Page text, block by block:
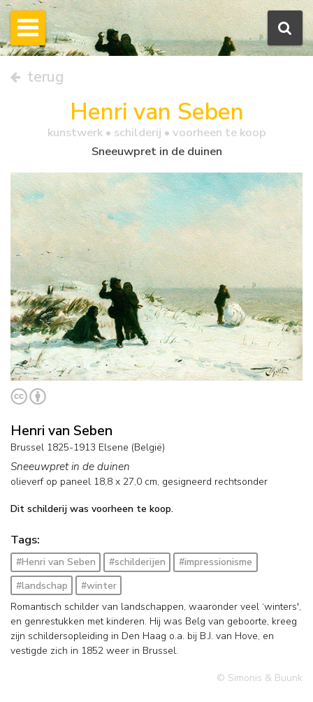
terug
Henri van Seben
kunstwerk • schilderij • voorheen te koop
Sneeuwpret in de duinen
Henri van Seben
Brussel 1825-1913 Elsene (België)
Sneeuwpret in de duinen
olieverf op paneel 18,8 x 27,0 cm, gesigneerd rechtsonder
Dit schilderij was voorheen te koop.
Tags:
#Henri van Seben #schilderijen
#impressionisme
#landschap
#winter
Romantisch schilder van landschappen, waaronder veel ‘winters',
en genrestukken met kinderen. Hij was Belg van geboorte, kreeg
zijn schildersopleiding in Den Haag o.a. bij B.J. van Hove, en
vestigde zich in 1852 weer in Brussel.
© Simonis & Buunk